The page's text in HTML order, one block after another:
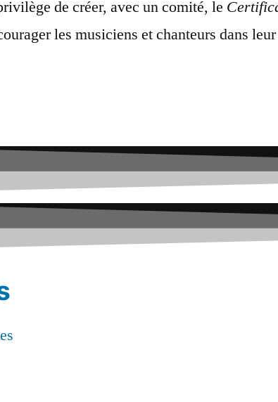
de créer, avec un comité, le
les musiciens et chanteurs dans